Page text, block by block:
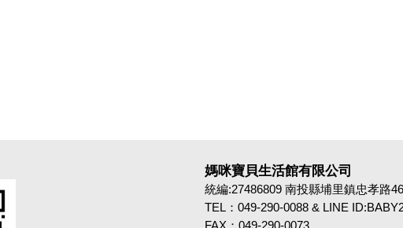
媽咪寶貝生活館有限公司
統編:27486809 南投縣埔里鎮忠孝路
TEL：049-290-0088 & LINE
FAX：049-290-0073